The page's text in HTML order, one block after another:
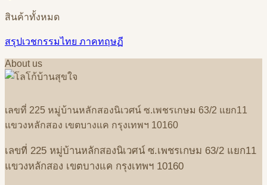
สินค้าทั้งหมด
สรุปเวชกรรมไทย ภาคทฤษฏี
About us
เลขที่ 225 หมู่บ้านหลักสองนิเวศน์ ซ.เพชรเกษม 63/2 แยก11
แขวงหลักสอง เขตบางแค กรุงเทพฯ 10160
เลขที่ 225 หมู่บ้านหลักสองนิเวศน์ ซ.เพชรเกษม 63/2 แยก11
แขวงหลักสอง เขตบางแค กรุงเทพฯ 10160